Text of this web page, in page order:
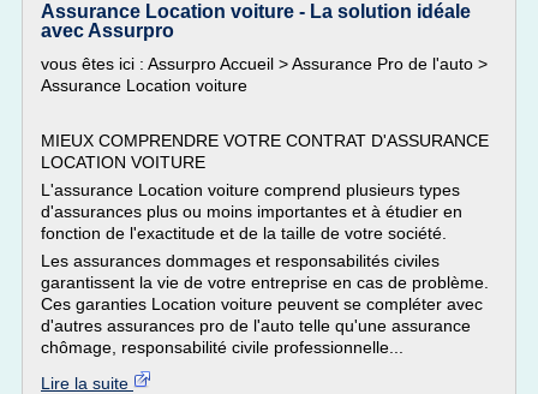
Assurance Location voiture - La solution idéale
avec Assurpro
vous êtes ici : Assurpro Accueil > Assurance Pro de l'auto >
Assurance Location voiture
MIEUX COMPRENDRE VOTRE CONTRAT D'ASSURANCE
LOCATION VOITURE
L'assurance Location voiture comprend plusieurs types
d'assurances plus ou moins importantes et à étudier en
fonction de l'exactitude et de la taille de votre société.
Les assurances dommages et responsabilités civiles
garantissent la vie de votre entreprise en cas de problème.
Ces garanties Location voiture peuvent se compléter avec
d'autres assurances pro de l'auto telle qu'une assurance
chômage, responsabilité civile professionnelle...
Lire la suite